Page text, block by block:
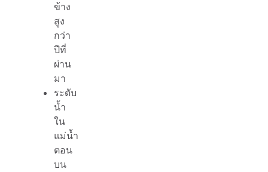
ข้าง
สูง
กว่า
ปีที่
ผ่าน
มา
ระดับ
น้ำ
ใน
แม่น้ำ
ตอน
บน